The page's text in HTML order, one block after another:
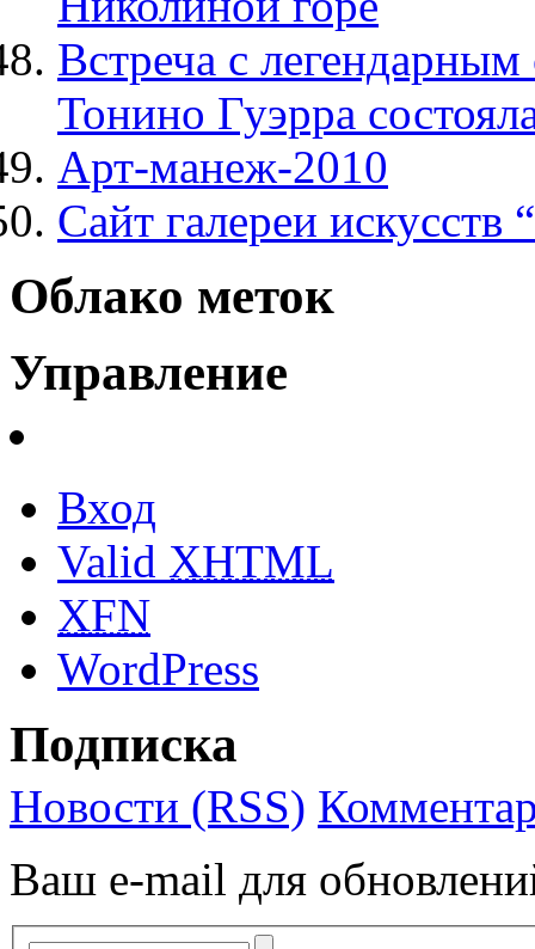
Встреча с
Тонино Гуэрра
Арт-манеж-2010
Сайт галереи искусств
Облако меток
Управление
Вход
Valid XHTML
XFN
WordPress
Подписка
Новости (RSS)
Ваш e-mail для